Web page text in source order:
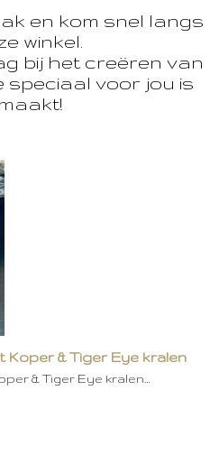
en kom snel langs
winkel.
bij het creëren van
speciaal voor jou is
Koper & Tiger Eye kralen
& Tiger Eye kralen…